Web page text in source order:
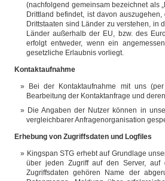
(nachfolgend gemeinsam bezeichnet als
Drittland befindet, ist davon
Drittstaaten sind Länder zu verstehen, in
Länder außerhalb der EU, bzw. des
erfolgt entweder, wenn ein
gesetzliche Erlaubnis vorliegt.
Kontaktaufnahme
Bei der Kontaktaufnahme mit uns
Bearbeitung der Kontaktanfrage und
Die Angaben der Nutzer können in
vergleichbarer Anfragenorganisation
Erhebung von Zugriffsdaten und Logfiles
Kingspan STG erhebt auf Grundlage
über jeden Zugriff auf den Server, auf
Zugriffsdaten gehören Name der